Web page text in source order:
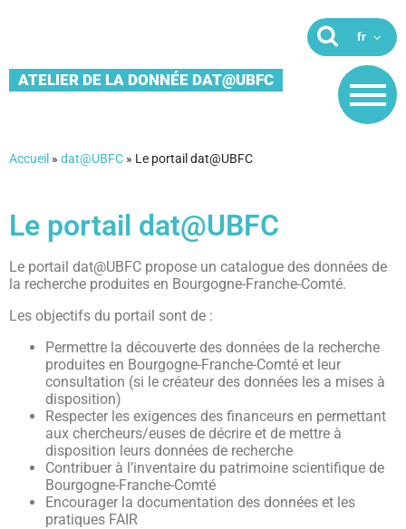
ATELIER DE LA DONNÉE DAT@UBFC
Accueil » dat@UBFC » Le portail dat@UBFC
Le portail dat@UBFC
Le portail dat@UBFC propose un catalogue des données de
la recherche produites en Bourgogne-Franche-Comté.
Les objectifs du portail sont de :
Permettre la découverte des données de la recherche
produites en Bourgogne-Franche-Comté et leur
consultation (si le créateur des données les a mises à
disposition)
Respecter les exigences des financeurs en permettant
aux chercheurs/euses de décrire et de mettre à
disposition leurs données de recherche
Contribuer à l’inventaire du patrimoine scientifique de
Bourgogne-Franche-Comté
Encourager la documentation des données et les
pratiques FAIR